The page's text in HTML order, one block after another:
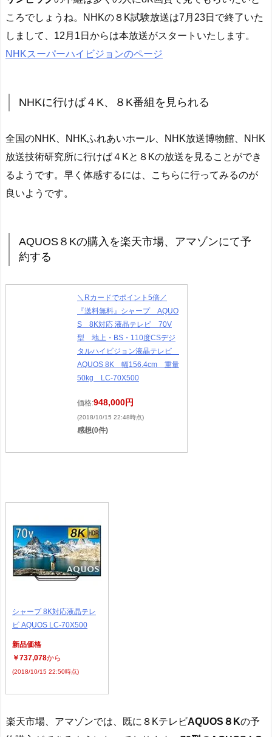
ころでしょうね。NHKの８K試験放送は7月23日で終了いた
しまして、12月1日からは本放送がスタートいたします。
NHKスーパーハイビジョンのページ
NHKに行けば４K、８K番組を見られる
全国のNHK、NHKふれあいホール、NHK放送博物館、NHK
放送技術研究所に行けば４Kと８Kの放送を見ることができ
るようです。早く体感するには、こちらに行ってみるのが
良いようです。
AQUOS８Kの購入を楽天市場、アマゾンにて予
約する
＼Rカードでポイント5倍／
『送料無料』シャープ AQUO
S 8K対応 液晶テレビ 70V
型 地上・BS・110度CSデジ
タルハイビジョン液晶テレビ
AQUOS 8K 幅156.4cm 重量
50kg LC-70X500
価格:948,000円
(2018/10/15 22:48時点)
感想(0件)
シャープ 8K対応液晶テレ
ビ AQUOS LC-70X500
新品価格
￥737,078から
(2018/10/15 22:50時点)
楽天市場、アマゾンでは、既に８KテレビAQUOS８Kの予